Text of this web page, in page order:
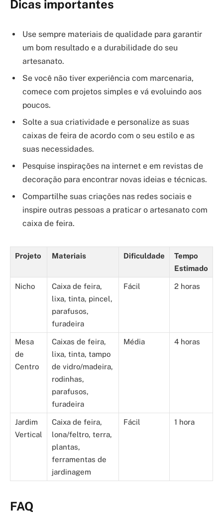
Dicas importantes
Use sempre materiais de qualidade para garantir
um bom resultado e a durabilidade do seu
artesanato.
Se você não tiver experiência com marcenaria,
comece com projetos simples e vá evoluindo aos
poucos.
Solte a sua criatividade e personalize as suas
caixas de feira de acordo com o seu estilo e as
suas necessidades.
Pesquise inspirações na internet e em revistas de
decoração para encontrar novas ideias e técnicas.
Compartilhe suas criações nas redes sociais e
inspire outras pessoas a praticar o artesanato com
caixa de feira.
Projeto Materiais Dificuldade
Tempo
Estimado
Nicho
Caixa de feira,
lixa, tinta, pincel,
parafusos,
furadeira
Fácil 2 horas
Mesa
de
Centro
Caixas de feira,
lixa, tinta, tampo
de vidro/madeira,
rodinhas,
parafusos,
furadeira
Média 4 horas
Jardim
Vertical
Caixa de feira,
lona/feltro, terra,
plantas,
ferramentas de
jardinagem
Fácil 1 hora
FAQ